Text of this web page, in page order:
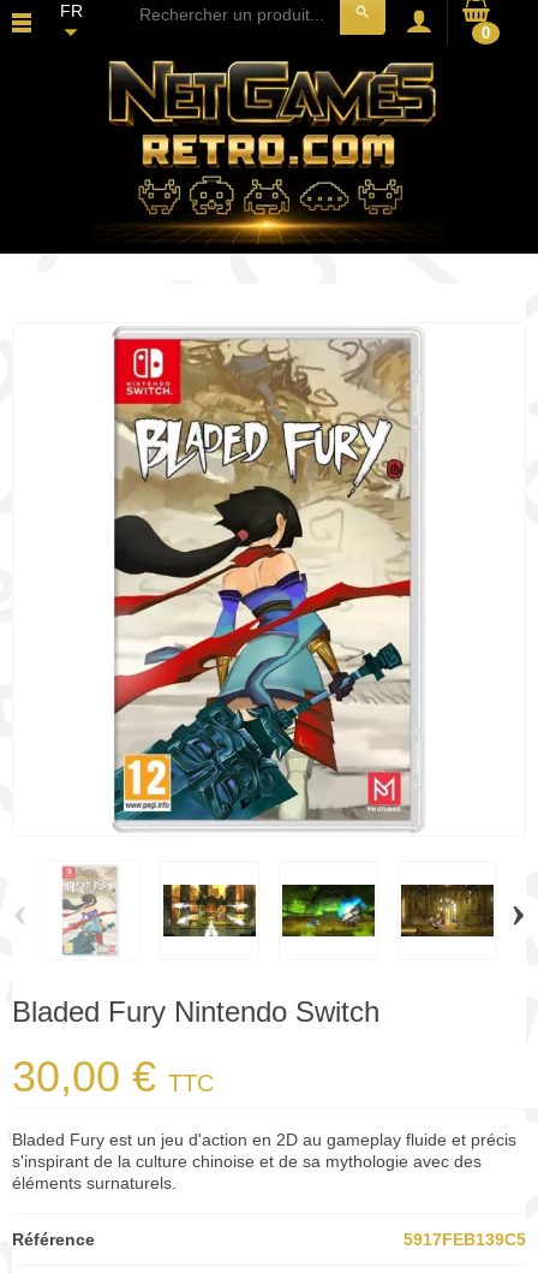
FR
search
0
‹ ›
Bladed Fury Nintendo Switch
30,00 € TTC
Bladed Fury est un jeu d'action en 2D au gameplay fluide et précis
s'inspirant de la culture chinoise et de sa mythologie avec des
éléments surnaturels.
Référence 5917FEB139C5